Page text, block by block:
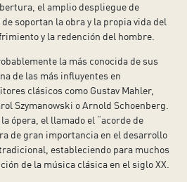
el amplio despliegue de
soportan la obra y la propia vida del
y la redención del hombre.
la más conocida de sus
de las más influyentes en
clásicos como Gustav Mahler,
Szymanowski o Arnold Schoenberg.
ópera, el llamado el “acorde de
de gran importancia en el desarrollo
estableciendo para muchos
de la música clásica en el siglo XX.